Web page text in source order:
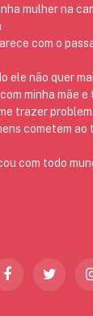
mulher na
com o
ele não quer
minha mãe e
trazer
cometem
com todo
FacebookTwitter